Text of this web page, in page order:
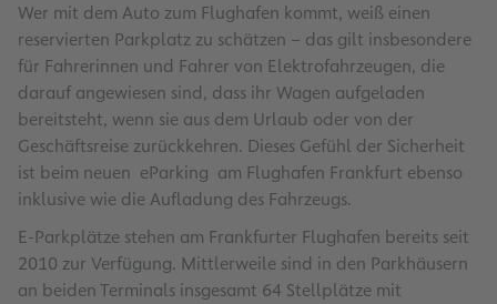
Wer mit dem Auto zum Flughafen kommt, weiß einen
reservierten Parkplatz zu schätzen – das gilt insbesondere
für Fahrerinnen und Fahrer von Elektrofahrzeugen, die
darauf angewiesen sind, dass ihr Wagen aufgeladen
bereitsteht, wenn sie aus dem Urlaub oder von der
Geschäftsreise zurückkehren. Dieses Gefühl der Sicherheit
ist beim neuen eParking am Flughafen Frankfurt ebenso
inklusive wie die Aufladung des Fahrzeugs.
E-Parkplätze stehen am Frankfurter Flughafen bereits seit
2010 zur Verfügung. Mittlerweile sind in den Parkhäusern
an beiden Terminals insgesamt 64 Stellplätze mit